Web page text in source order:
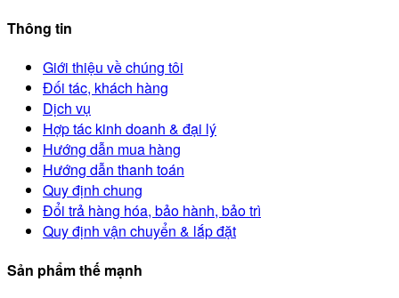
Thông tin
Giới thiệu về chúng tôi
Đối tác, khách hàng
Dịch vụ
Hợp tác kinh doanh & đại lý
Hướng dẫn mua hàng
Hướng dẫn thanh toán
Quy định chung
Đổi trả hàng hóa, bảo hành, bảo trì
Quy định vận chuyển & lắp đặt
Sản phẩm thế mạnh